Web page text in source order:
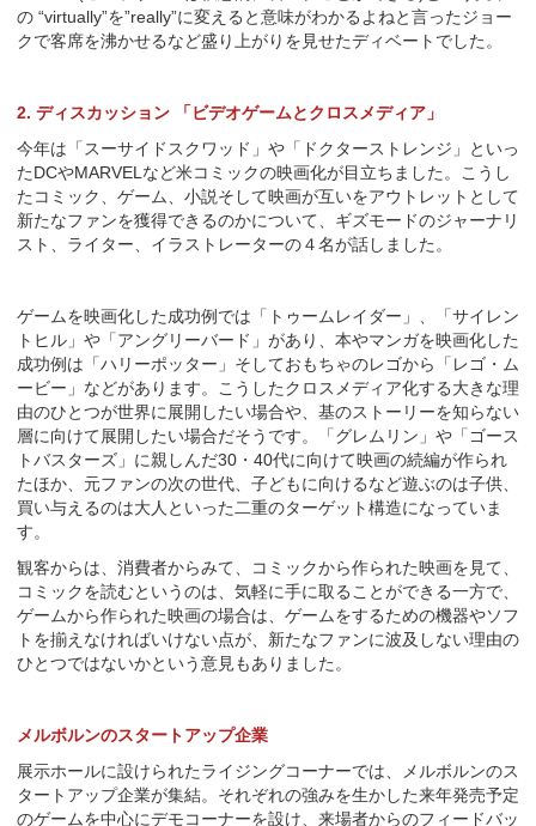
の “virtually”を”really”に変えると意味がわかるよねと言ったジョー
クで客席を沸かせるなど盛り上がりを見せたディベートでした。
2. ディスカッション 「ビデオゲームとクロスメディア」
今年は「スーサイドスクワッド」や「ドクターストレンジ」といっ
たDCやMARVELなど米コミックの映画化が目立ちました。こうし
たコミック、ゲーム、小説そして映画が互いをアウトレットとして
新たなファンを獲得できるのかについて、ギズモードのジャーナリ
スト、ライター、イラストレーターの４名が話しました。
ゲームを映画化した成功例では「トゥームレイダー」、「サイレン
トヒル」や「アングリーバード」があり、本やマンガを映画化した
成功例は「ハリーポッター」そしておもちゃのレゴから「レゴ・ム
ービー」などがあります。こうしたクロスメディア化する大きな理
由のひとつが世界に展開したい場合や、基のストーリーを知らない
層に向けて展開したい場合だそうです。「グレムリン」や「ゴース
トバスターズ」に親しんだ30・40代に向けて映画の続編が作られ
たほか、元ファンの次の世代、子どもに向けるなど遊ぶのは子供、
買い与えるのは大人といった二重のターゲット構造になっていま
す。
観客からは、消費者からみて、コミックから作られた映画を見て、
コミックを読むというのは、気軽に手に取ることができる一方で、
ゲームから作られた映画の場合は、ゲームをするための機器やソフ
トを揃えなければいけない点が、新たなファンに波及しない理由の
ひとつではないかという意見もありました。
メルボルンのスタートアップ企業
展示ホールに設けられたライジングコーナーでは、メルボルンのス
タートアップ企業が集結。それぞれの強みを生かした来年発売予定
のゲームを中心にデモコーナーを設け、来場者からのフィードバッ